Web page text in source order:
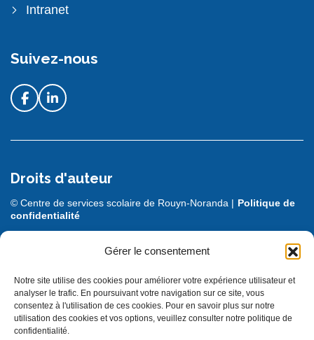
Gérer le consentement
Notre site utilise des cookies pour améliorer votre expérience utilisateur et
analyser le trafic. En poursuivant votre navigation sur ce site, vous
consentez à l'utilisation de ces cookies. Pour en savoir plus sur notre
utilisation des cookies et vos options, veuillez consulter notre politique de
confidentialité.
Intranet
Suivez-nous
Droits d'auteur
© Centre de services scolaire de Rouyn-Noranda | Politique de
confidentialité